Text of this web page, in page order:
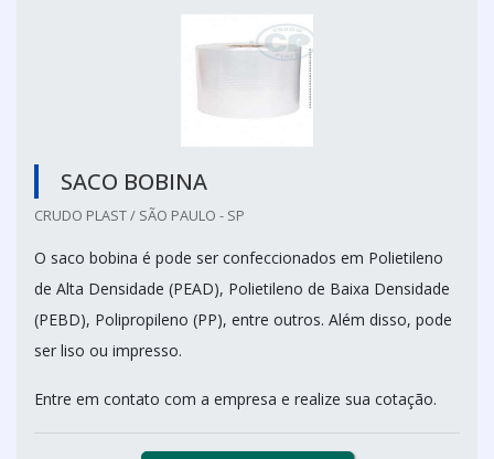
SACO BOBINA
CRUDO PLAST / SÃO PAULO - SP
O saco bobina é pode ser confeccionados em Polietileno
de Alta Densidade (PEAD), Polietileno de Baixa Densidade
(PEBD), Polipropileno (PP), entre outros. Além disso, pode
ser liso ou impresso.
Entre em contato com a empresa e realize sua cotação.